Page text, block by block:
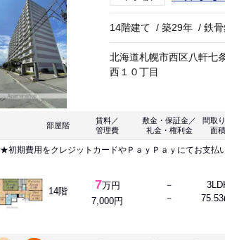
14階建て /築29年 /鉄
北海道札幌市西区八軒七
西１０丁目
部屋階
賃料／
管理費
敷金・保証金／
礼金・権利金
間取
面積
★初期費用をクレジットカードやＰａｙＰａｙにてお支払
14階 7万円
7,000円
－
－